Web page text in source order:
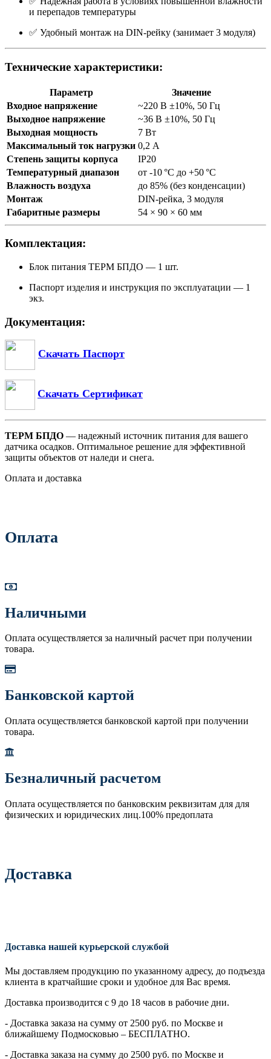
и перепадов температуры
✅ Удобный монтаж на DIN-рейку (занимает 3 модуля)
Технические характеристики:
Параметр
Значение
Входное напряжение
~220 В ±10%, 50 Гц
Выходное напряжение
~36 В ±10%, 50 Гц
Выходная мощность
7 Вт
Максимальный ток нагрузки 0,2 А
Степень защиты корпуса
IP20
Температурный диапазон
от -10 °C до +50 °C
Влажность воздуха
до 85% (без конденсации)
Монтаж
DIN-рейка, 3 модуля
Габаритные размеры
54 × 90 × 60 мм
Комплектация:
Блок питания ТЕРМ БПДО — 1 шт.
Паспорт изделия и инструкция по эксплуатации — 1
экз.
Документация:
Скачать Паспорт
Скачать Сертификат
ТЕРМ БПДО — надежный источник питания для вашего
датчика осадков. Оптимальное решение для эффективной
защиты объектов от наледи и снега.
Оплата и доставка
Оплата
Наличными
Оплата осуществляется за наличный расчет при получении
товара.
Банковской картой
Оплата осуществляется банковской картой при получении
товара.
Безналичный расчетом
Оплата осуществляется по банковским реквизитам для для
физических и юридических лиц.100% предоплата
Доставка
Доставка нашей курьерской службой
Мы доставляем продукцию по указанному адресу, до подъезда
клиента в кратчайшие сроки и удобное для Вас время.
Доставка производится с 9 до 18 часов в рабочие дни.
- Доставка заказа на сумму от 2500 руб. по Москве и
ближайшему Подмосковью – БЕСПЛАТНО.
- Доставка заказа на сумму до 2500 руб. по Москве и